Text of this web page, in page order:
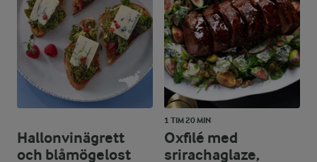
Hallonvinägrett
och blåmögelost
1 TIM 20 MIN
Oxfilé med
srirachaglaze,